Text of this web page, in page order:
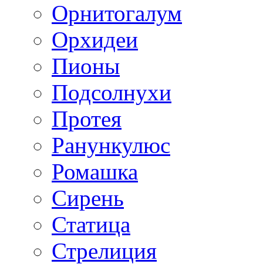
Орнитогалум
Орхидеи
Пионы
Подсолнухи
Протея
Ранункулюс
Ромашка
Сирень
Статица
Стрелиция